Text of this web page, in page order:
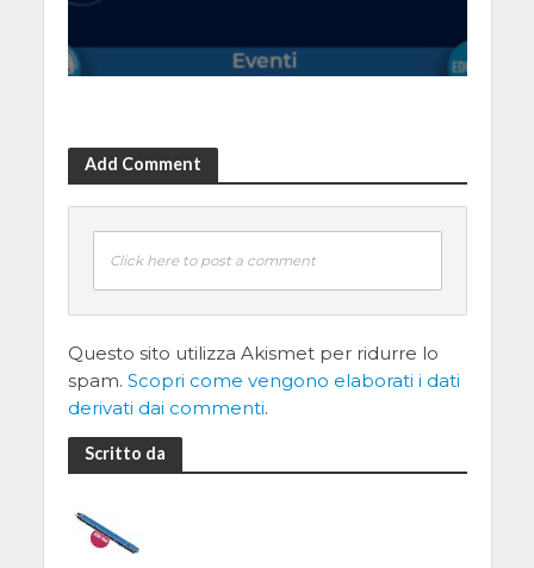
Add Comment
Click here to post a comment
Questo sito utilizza Akismet per ridurre lo
spam. Scopri come vengono elaborati i dati
derivati dai commenti.
Scritto da